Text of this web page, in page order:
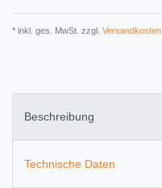
* inkl. ges. MwSt. zzgl. Versandkosten
Beschreibung
Technische Daten